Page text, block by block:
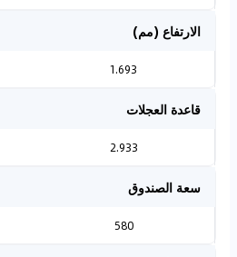
الارتفاع (مم)
1.693
قاعدة العجلات
2.933
سعة الصندوق
580